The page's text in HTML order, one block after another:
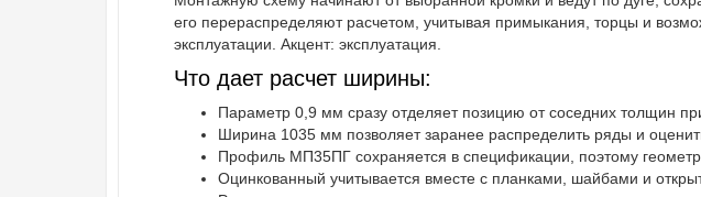
его перераспределяют расчетом, учитывая примыкания, торцы и
эксплуатации. Акцент: эксплуатация.
Что дает расчет ширины:
Параметр 0,9 мм сразу отделяет позицию от соседних толщин
Ширина 1035 мм позволяет заранее распределить ряды и
Профиль МП35ПГ сохраняется в спецификации, поэтому
Оцинкованный учитывается вместе с планками, шайбами и